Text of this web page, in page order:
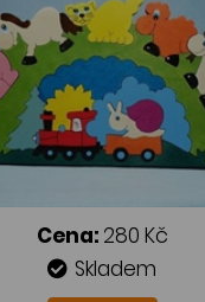
Cena: 280 Kč
Skladem